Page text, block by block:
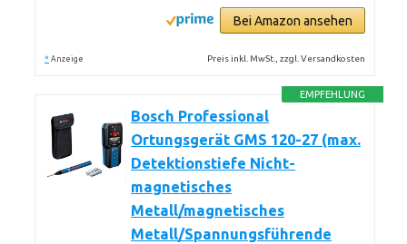
Bei Amazon ansehen
* Anzeige Preis inkl. MwSt., zzgl. Versandkosten
EMPFEHLUNG
Bosch Professional
Ortungsgerät GMS 120-27 (max.
Detektionstiefe Nicht-
magnetisches
Metall/magnetisches
Metall/Spannungsführende